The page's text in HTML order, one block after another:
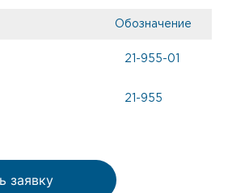
Обозначение
21-955-01
21-955
заявку